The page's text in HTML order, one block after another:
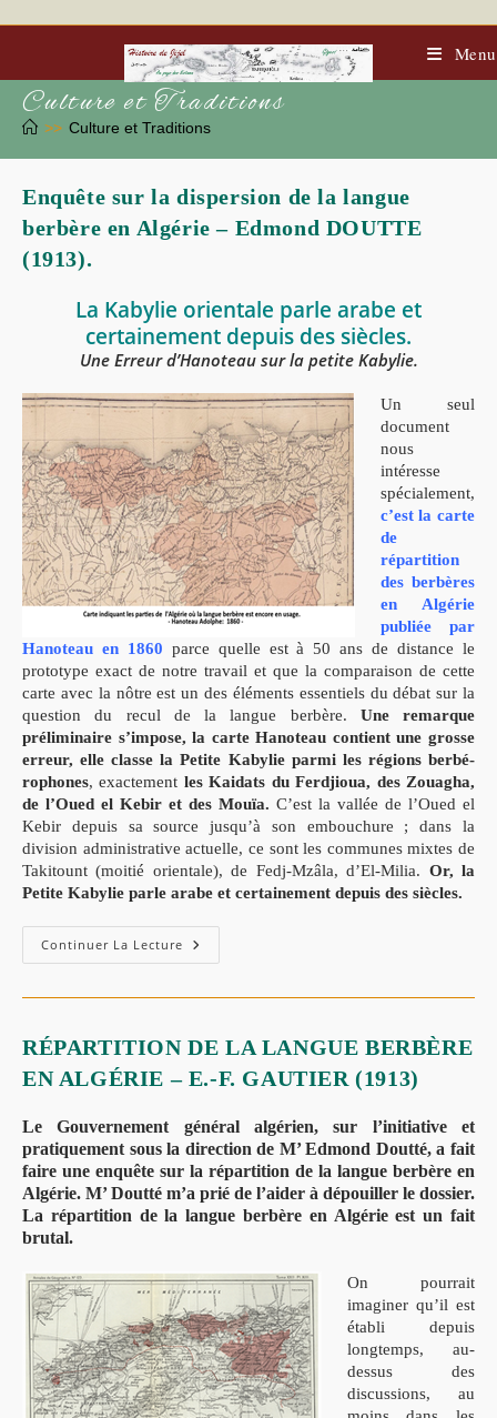
to
Menu
Culture et Traditions
>> Culture et Traditions
Enquête sur la dispersion de la langue
berbère en Algérie – Edmond DOUTTE
(1913).
La Kabylie orientale parle arabe et
certainement depuis des siècles.
Une Erreur d’Hanoteau sur la petite Kabylie.
Un seul
document
nous
intéresse
spécialement,
c’est la carte
de
répartition
des berbères
en Algérie
publiée par
Hanoteau en 1860 parce quelle est à 50 ans de distance le
prototype exact de notre travail et que la comparaison de cette
carte avec la nôtre est un des éléments essentiels du débat sur la
question du recul de la langue berbère. Une remarque
préliminaire s’impose, la carte Hanoteau contient une grosse
erreur, elle classe la Petite Kabylie parmi les régions berbé-
rophones, exactement les Kaidats du Ferdjioua, des Zouagha,
de l’Oued el Kebir et des Mouïa. C’est la vallée de l’Oued el
Kebir depuis sa source jusqu’à son embouchure ; dans la
division administrative actuelle, ce sont les communes mixtes de
Takitount (moitié orientale), de Fedj-Mzâla, d’El-Milia. Or, la
Petite Kabylie parle arabe et certainement depuis des siècles.
Continuer La Lecture Enquête
Sur
Langue
Berbère
En
Algérie
Edmond
DOUTTE
(1913).
RÉPARTITION DE LA LANGUE BERBÈRE
EN ALGÉRIE – E.-F. GAUTIER (1913)
Le Gouvernement général algérien, sur l’initiative et
pratiquement sous la direction de M’ Edmond Doutté, a fait
faire une enquête sur la répartition de la langue berbère en
Algérie. M’ Doutté m’a prié de l’aider à dépouiller le dossier.
La répartition de la langue berbère en Algérie est un fait
brutal.
On pourrait
imaginer qu’il est
établi depuis
longtemps, au-
dessus des
discussions, au